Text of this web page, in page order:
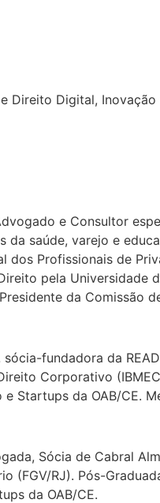
Direito Digital,
e Consultor
da saúde, varejo e
dos Profissionais de
pela Universidade
da Comissão
sócia-fundadora da
Corporativo
Startups da OAB/CE.
Sócia de Cabral
(FGV/RJ). Pós-
da OAB/CE.